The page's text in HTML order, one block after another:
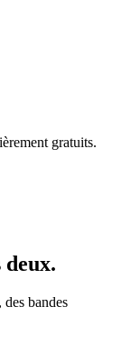
gratuits.
deux.
bandes